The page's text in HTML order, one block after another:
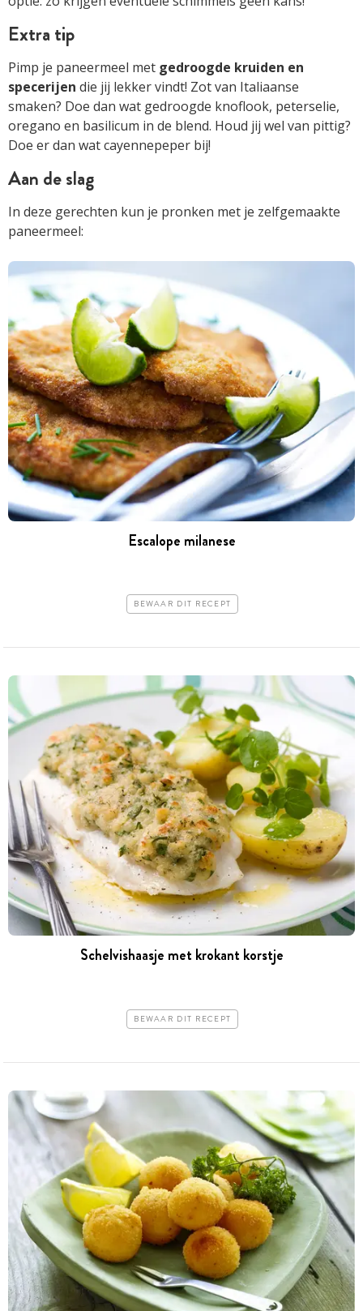
Extra tip
Pimp je paneermeel met gedroogde kruiden en
specerijen die jij lekker vindt! Zot van Italiaanse
smaken? Doe dan wat gedroogde knoflook, peterselie,
oregano en basilicum in de blend. Houd jij wel van pittig?
Doe er dan wat cayennepeper bij!
Aan de slag
In deze gerechten kun je pronken met je zelfgemaakte
paneermeel:
Escalope milanese
BEWAAR DIT RECEPT
Schelvishaasje met krokant korstje
BEWAAR DIT RECEPT